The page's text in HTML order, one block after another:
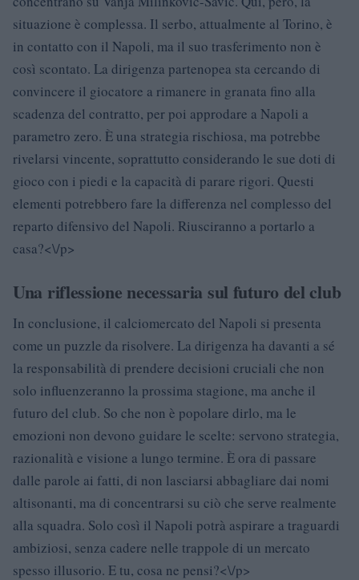
situazione è complessa. Il serbo, attualmente al Torino, è
in contatto con il Napoli, ma il suo trasferimento non è
così scontato. La dirigenza partenopea sta cercando di
convincere il giocatore a rimanere in granata fino alla
scadenza del contratto, per poi approdare a Napoli a
parametro zero. È una strategia rischiosa, ma potrebbe
rivelarsi vincente, soprattutto considerando le sue doti di
gioco con i piedi e la capacità di parare rigori. Questi
elementi potrebbero fare la differenza nel complesso del
reparto difensivo del Napoli. Riusciranno a portarlo a
casa?<\/p>
Una riflessione necessaria sul futuro del club
In conclusione, il calciomercato del Napoli si presenta
come un puzzle da risolvere. La dirigenza ha davanti a sé
la responsabilità di prendere decisioni cruciali che non
solo influenzeranno la prossima stagione, ma anche il
futuro del club. So che non è popolare dirlo, ma le
emozioni non devono guidare le scelte: servono strategia,
razionalità e visione a lungo termine. È ora di passare
dalle parole ai fatti, di non lasciarsi abbagliare dai nomi
altisonanti, ma di concentrarsi su ciò che serve realmente
alla squadra. Solo così il Napoli potrà aspirare a traguardi
ambiziosi, senza cadere nelle trappole di un mercato
spesso illusorio. E tu, cosa ne pensi?<\/p>